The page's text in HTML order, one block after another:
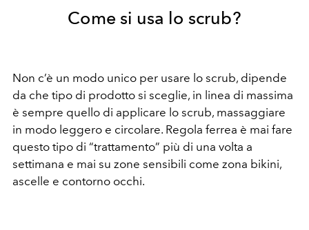
Come si usa lo scrub?
Non c’è un modo unico per usare lo scrub, dipende
da che tipo di prodotto si sceglie, in linea di massima
è sempre quello di applicare lo scrub, massaggiare
in modo leggero e circolare. Regola ferrea è mai fare
questo tipo di “trattamento” più di una volta a
settimana e mai su zone sensibili come zona bikini,
ascelle e contorno occhi.